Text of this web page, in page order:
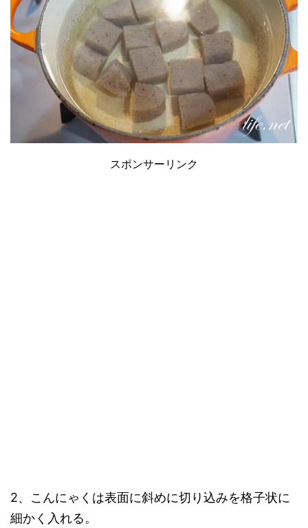
スポンサーリンク
2、こんにゃくは表面に斜めに切り込みを格子状に
細かく入れる。